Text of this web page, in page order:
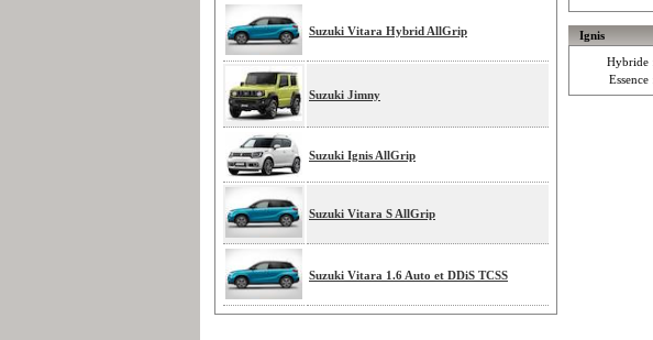
Suzuki Vitara Hybrid AllGrip
Suzuki Jimny
Suzuki Ignis AllGrip
Suzuki Vitara S AllGrip
Suzuki Vitara 1.6 Auto et DDiS TCSS
Ignis
Hybride :
Essence :